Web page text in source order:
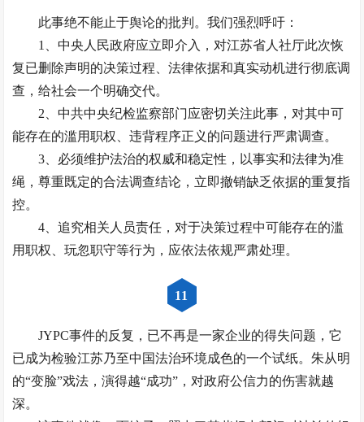
此事绝不能止于舆论的批判。我们强烈呼吁：
1、中央人民政府应立即介入，对江苏省人社厅此次恢
复已删除声明的决策过程、法律依据和真实动机进行彻底调
查，给社会一个明确交代。
2、中共中央纪检监察部门应密切关注此事，对其中可
能存在的滥用职权、违背程序正义的问题进行严肃调查。
3、必须维护法治的权威和稳定性，以事实和法律为准
绳，尊重既定的合法调查结论，立即撤销缺乏依据的重复指
控。
4、追究相关人员责任，对于决策过程中可能存在的滥
用职权、玩忽职守等行为，应依法依规严肃处理。
11
JYPC事件的反复，已不再是一家企业的得失问题，它
已成为检验江苏乃至中国法治环境成色的一个试纸。朱从明
的“变脸”戏法，演得越“成功”，对政府公信力的伤害就越
深。